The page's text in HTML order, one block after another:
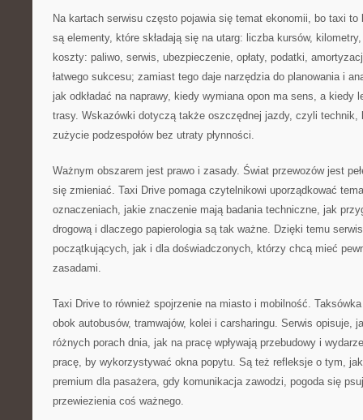
Na kartach serwisu często pojawia się temat ekonomii, bo taxi to
są elementy, które składają się na utarg: liczba kursów,
koszty: paliwo, serwis, ubezpieczenie, opłaty, podatki,
łatwego sukcesu; zamiast tego daje narzędzia do planowania i
jak odkładać na naprawy, kiedy wymiana opon ma sens, a kiedy
trasy. Wskazówki dotyczą także oszczędnej jazdy, czyli technik,
zużycie podzespołów bez utraty płynności.
Ważnym obszarem jest prawo i zasady. Świat przewozów jest
się zmieniać. Taxi Drive pomaga czytelnikowi uporządkować
oznaczeniach, jakie znaczenie mają badania techniczne, jak
drogową i dlaczego papierologia są tak ważne. Dzięki temu
początkujących, jak i dla doświadczonych, którzy chcą mieć
zasadami.
Taxi Drive to również spojrzenie na miasto i mobilność.
obok autobusów, tramwajów, kolei i carsharingu. Serwis opisuje,
różnych porach dnia, jak na pracę wpływają przebudowy i
pracę, by wykorzystywać okna popytu. Są też refleksje o tym,
premium dla pasażera, gdy komunikacja zawodzi, pogoda się
przewiezienia coś ważnego.